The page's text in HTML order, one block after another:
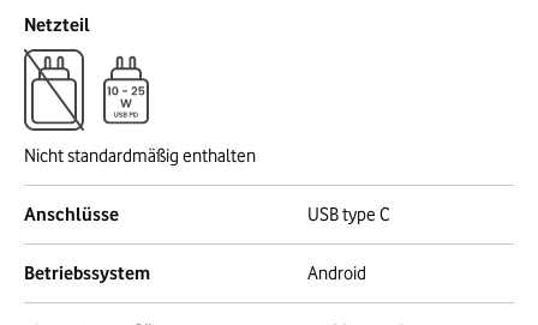
Netzteil
Nicht standardmäßig enthalten
Anschlüsse USB type C
Betriebssystem Android